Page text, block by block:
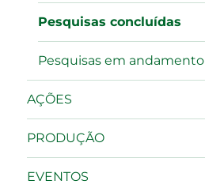
Pesquisas concluídas
Pesquisas em andamento
AÇÕES
PRODUÇÃO
EVENTOS